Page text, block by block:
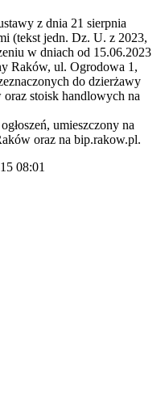
z dnia 21 sierpnia
(tekst jedn. Dz. U. z 2023,
w dniach od 15.06.2023
Raków, ul. Ogrodowa 1,
do dzierżawy
stoisk handlowych na
umieszczony na
oraz na bip.rakow.pl.
08:01